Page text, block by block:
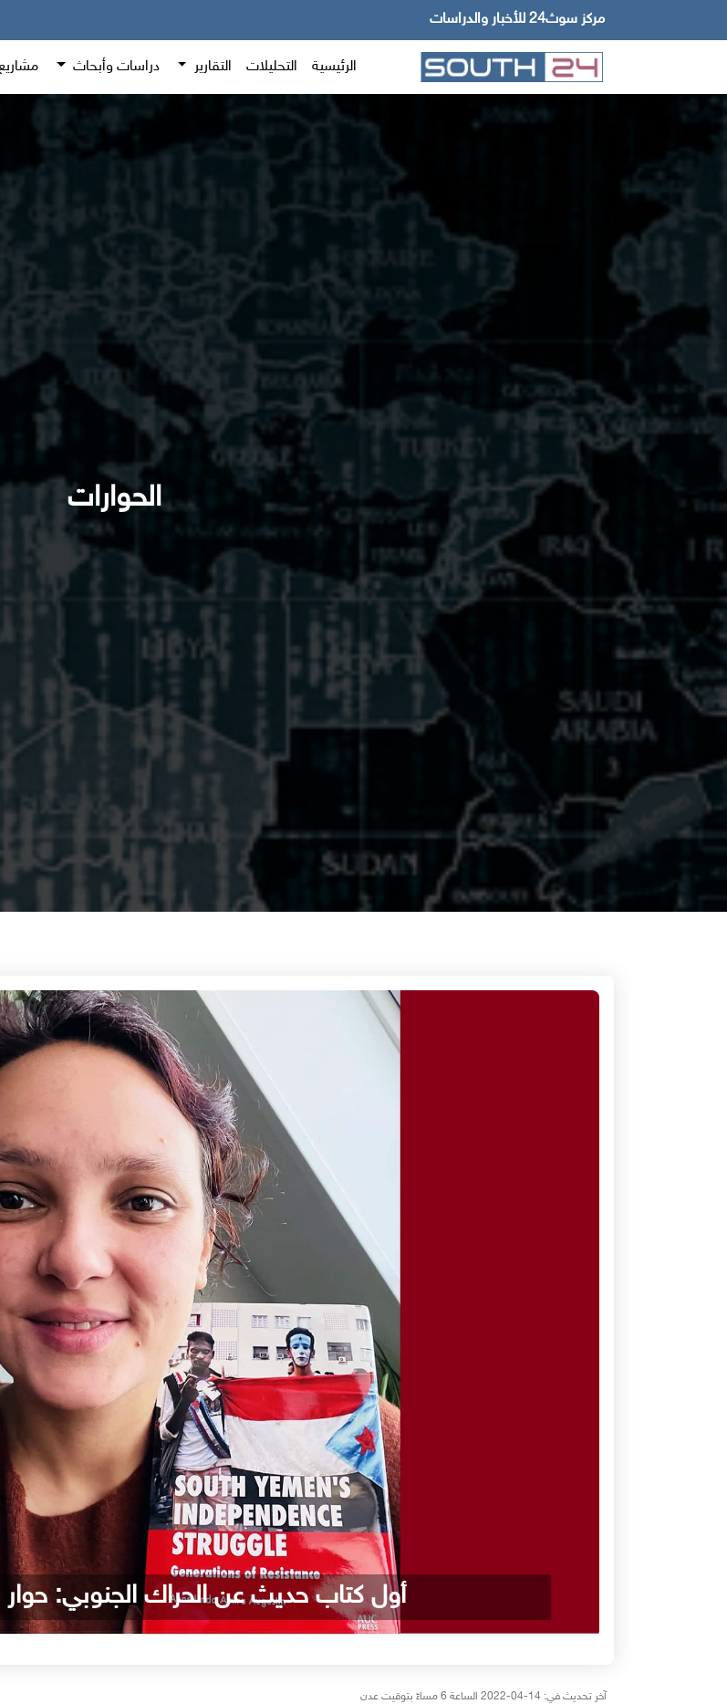
مركز سوث24 للأخبار والدراسات
الرئيسية التحليلات التقارير دراسات وأبحاث
الحوارات
أول كتاب حديث عن الحراك الجنوبي:
آخر تحديث في: 14-04-2022 الساعة 6 مساءً بتوقيت عدن